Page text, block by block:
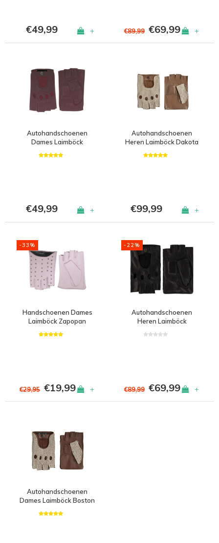
€49,99 + €89,99 €69,99 +
Autohandschoenen
Dames Laimböck
€49,99 +
Autohandschoenen
Heren Laimböck Dakota
€99,99 +
-33%
Handschoenen Dames
Laimböck Zapopan
€29,95 €19,99 +
-22%
Autohandschoenen
Heren Laimböck
€89,99 €69,99 +
Autohandschoenen
Dames Laimböck Boston